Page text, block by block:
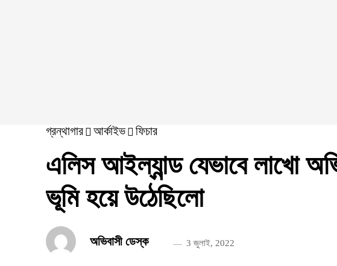
গ্রন্থাগার আর্কাইভ ফিচার
এলিস আইল্যান্ড যেভাবে লাখো
ভূমি হয়ে উঠেছিলো
অভিবাসী ডেস্ক 3 জুলাই, 2022